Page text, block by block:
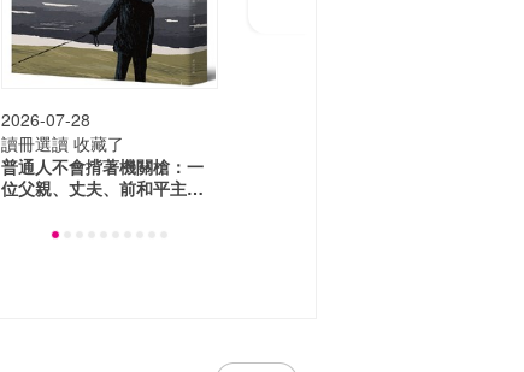
2026-07-28
讀冊選讀 收藏了
普通人不會揹著機關槍：一
位父親、丈夫、前和平主義